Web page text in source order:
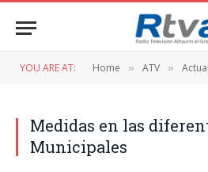
YOU ARE AT: Home » ATV »
Medidas en las
Municipales